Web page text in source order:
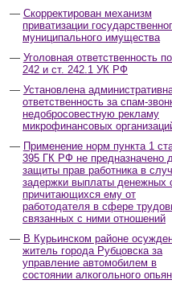
Скорректирован механизм
приватизации
муниципального имущества
Уголовная ответственность
242 и ст. 242.1 УК РФ
Установлена
ответственность за спам-
недобросовестную рекламу
микрофинансовых
Применение норм пункта 1
395 ГК РФ не предназначено
защиты прав работника в
задержки выплаты денежных
причитающихся ему от
работодателя в сфере
связанных с ними отношений
В Курьинском районе
житель города Рубцовска за
управление автомобилем в
состоянии алкогольного